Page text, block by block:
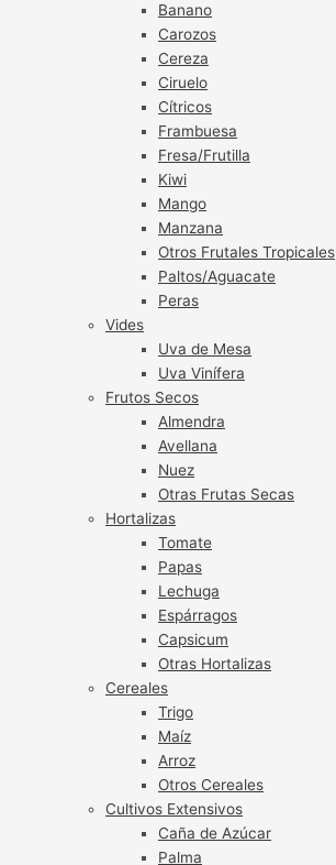
Banano
Carozos
Cereza
Ciruelo
Cítricos
Frambuesa
Fresa/Frutilla
Kiwi
Mango
Manzana
Otros Frutales Tropicales
Paltos/Aguacate
Peras
Vides
Uva de Mesa
Uva Vinífera
Frutos Secos
Almendra
Avellana
Nuez
Otras Frutas Secas
Hortalizas
Tomate
Papas
Lechuga
Espárragos
Capsicum
Otras Hortalizas
Cereales
Trigo
Maíz
Arroz
Otros Cereales
Cultivos Extensivos
Caña de Azúcar
Palma